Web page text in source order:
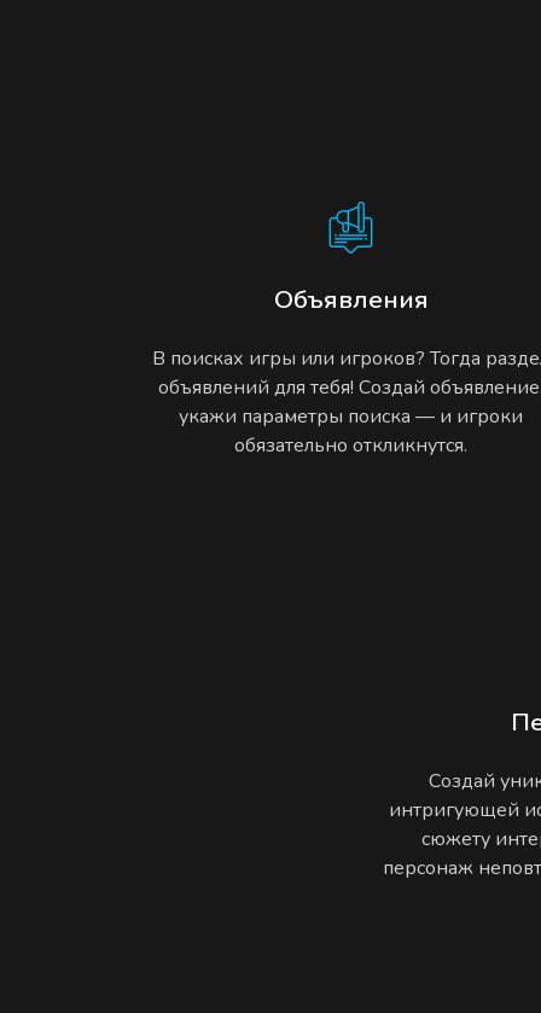
Объявления
В поисках игры или игроков? Тогда
объявлений для тебя! Создай
укажи параметры поиска — и игроки
обязательно откликнутся.
Создай
интригующей
сюжету
персонаж